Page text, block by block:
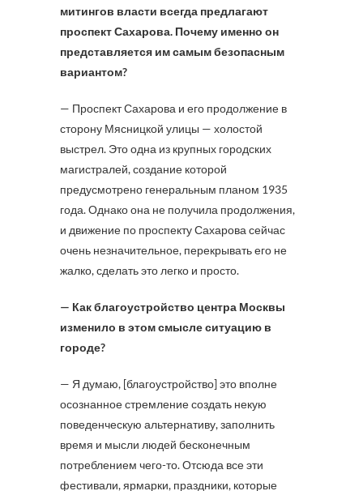
митингов власти всегда предлагают
проспект Сахарова. Почему именно он
представляется им самым безопасным
вариантом?
— Проспект Сахарова и его продолжение в
сторону Мясницкой улицы — холостой
выстрел. Это одна из крупных городских
магистралей, создание которой
предусмотрено генеральным планом 1935
года. Однако она не получила продолжения,
и движение по проспекту Сахарова сейчас
очень незначительное, перекрывать его не
жалко, сделать это легко и просто.
— Как благоустройство центра Москвы
изменило в этом смысле ситуацию в
городе?
— Я думаю, [благоустройство] это вполне
осознанное стремление создать некую
поведенческую альтернативу, заполнить
время и мысли людей бесконечным
потреблением чего-то. Отсюда все эти
фестивали, ярмарки, праздники, которые